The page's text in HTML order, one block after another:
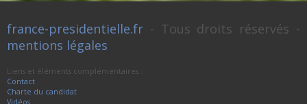
france-presidentielle.fr - Tous droits réservés -
mentions légales
Liens et éléments complémentaires :
Contact
Charte du candidat
Vidéos